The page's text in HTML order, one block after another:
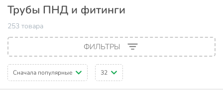
Трубы ПНД и фитинги
253 товара
ФИЛЬТРЫ
Сначала популярные 32